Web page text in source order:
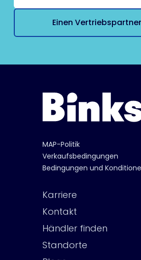
Einen
MAP-Politik
Verkaufsbedingungen
Bedingungen und
Karriere
Kontakt
Händler finden
Standorte